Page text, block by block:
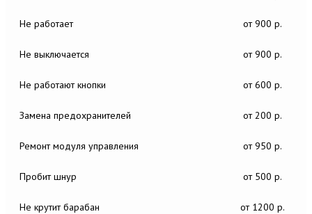
Не работает от 900 р.
Не выключается от 900 р.
Не работают кнопки от 600 р.
Замена предохранителей от 200 р.
Ремонт модуля управления от 950 р.
Пробит шнур от 500 р.
Не крутит барабан от 1200 р.